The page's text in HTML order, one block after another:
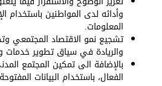
وأدائه لدى المواطنين باستخدام
المعلومات.
تشجيع نمو الاقتصاد المجتمعي
والريادة في سياق تطوير خدمات
بالإضافة الى تمكين المجتمع
الفعال، باستخدام البيانات